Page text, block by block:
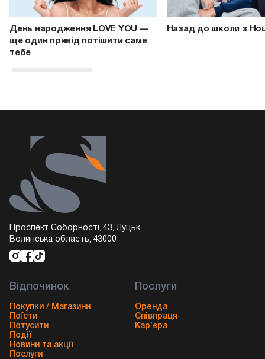
День народження LOVE YOU —
ще один привід потішити саме
тебе
Назад до школи з
Проспект Соборності, 43, Луцьк,
Волинська область, 43000
Відпочинок
Покупки / Магазини
Поїсти
Потусити
Події
Новини та акції
Послуги
Послуги
Оренда
Співпраця
Кар’єра